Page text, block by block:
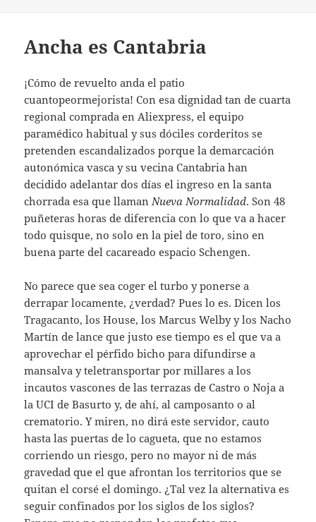
Ancha es Cantabria
¡Cómo de revuelto anda el patio
cuantopeormejorista! Con esa dignidad tan de cuarta
regional comprada en Aliexpress, el equipo
paramédico habitual y sus dóciles corderitos se
pretenden escandalizados porque la demarcación
autonómica vasca y su vecina Cantabria han
decidido adelantar dos días el ingreso en la santa
chorrada esa que llamanNueva Normalidad. Son 48
puñeteras horas de diferencia con lo que va a hacer
todo quisque, no solo en la piel de toro, sino en
buena parte del cacareado espacio Schengen.
No parece que sea coger el turbo y ponerse a
derrapar locamente, ¿verdad? Pues lo es. Dicen los
Tragacanto, los House, los Marcus Welby y los Nacho
Martín de lance que justo ese tiempo es el que va a
aprovechar el pérfido bicho para difundirse a
mansalva y teletransportar por millares a los
incautos vascones de las terrazas de Castro o Noja a
la UCI de Basurto y, de ahí, al camposanto o al
crematorio. Y miren, no dirá este servidor, cauto
hasta las puertas de lo cagueta, que no estamos
corriendo un riesgo, pero no mayor ni de más
gravedad que el que afrontan los territorios que se
quitan el corsé el domingo. ¿Tal vez la alternativa es
seguir confinados por los siglos de los siglos?